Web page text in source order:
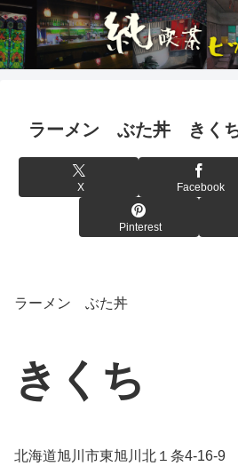
ラーメン ぶた丼 きく
X Facebook
Pinterest
ラーメン ぶた丼
きくち
北海道旭川市東旭川北１条4-16-9